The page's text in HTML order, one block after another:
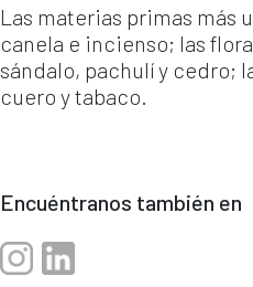
Las materias primas más
canela e incienso; las
sándalo, pachulí y cedro;
cuero y tabaco.
Encuéntranos también en